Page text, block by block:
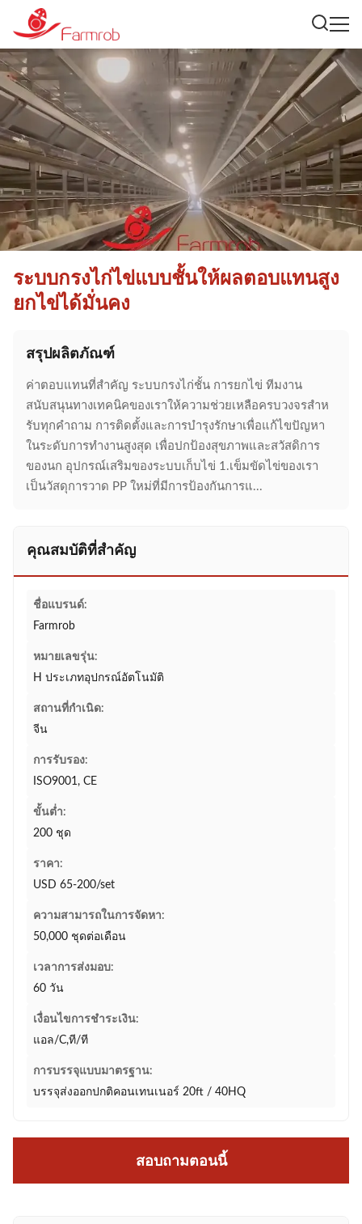
ระบบกรงไก่ไข่แบบชั้นให้ผลตอบแทนสูง
ยกไข่ได้มั่นคง
สรุปผลิตภัณฑ์
ค่าตอบแทนที่สําคัญ ระบบกรงไก่ชั้น การยกไข่ ทีมงาน
สนับสนุนทางเทคนิคของเราให้ความช่วยเหลือครบวงจรสําห
รับทุกคําถาม การติดตั้งและการบํารุงรักษาเพื่อแก้ไขปัญหา
ในระดับการทํางานสูงสุด เพื่อปกป้องสุขภาพและสวัสดิการ
ของนก อุปกรณ์เสริมของระบบเก็บไข่ 1.เข็มขัดไข่ของเรา
เป็นวัสดุการวาด PP ใหม่ที่มีการป้องกันการแ...
คุณสมบัติที่สำคัญ
ชื่อแบรนด์:
Farmrob
หมายเลขรุ่น:
H ประเภทอุปกรณ์อัตโนมัติ
สถานที่กำเนิด:
จีน
การรับรอง:
ISO9001, CE
ขั้นต่ำ:
200 ชุด
ราคา:
USD 65-200/set
ความสามารถในการจัดหา:
50,000 ชุดต่อเดือน
เวลาการส่งมอบ:
60 วัน
เงื่อนไขการชำระเงิน:
แอล/C,ที/ที
การบรรจุแบบมาตรฐาน:
บรรจุส่งออกปกติคอนเทนเนอร์ 20ft / 40HQ
สอบถามตอนนี้